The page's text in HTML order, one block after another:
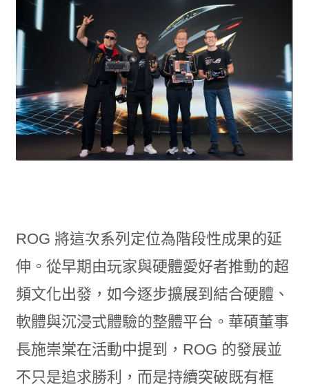
ROG 將這次系列定位為階段性成果的延
伸。從早期由玩家與硬體愛好者推動的超
頻文化出發，如今逐步擴展到結合硬體、
軟體與沉浸式體驗的整體平台。華碩董事
長施崇棠在活動中提到，ROG 的發展並
不只是追求勝利，而是持續突破既有框